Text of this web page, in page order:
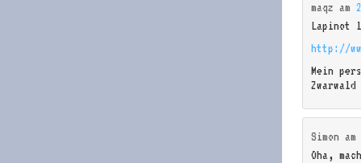
maqz am
Lapinot
http://
Mein
Zwarwald
Simon am
Oha,